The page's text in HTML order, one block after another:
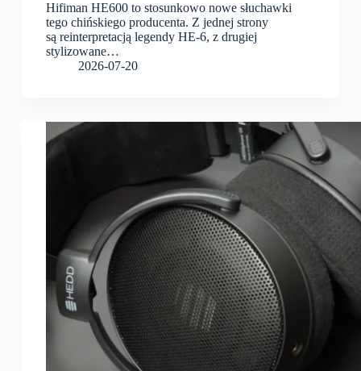
Hifiman HE600 to stosunkowo nowe słuchawki
tego chińskiego producenta. Z jednej strony
są reinterpretacją legendy HE-6, z drugiej
stylizowane…
2026-07-20